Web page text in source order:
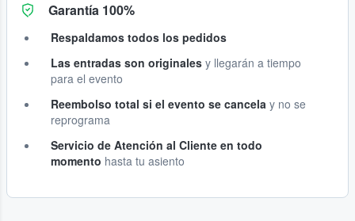
Garantía 100%
Respaldamos todos los pedidos
Las entradas son originales y llegarán a tiempo
para el evento
Reembolso total si el evento se cancela y no se
reprograma
Servicio de Atención al Cliente en todo
momento hasta tu asiento